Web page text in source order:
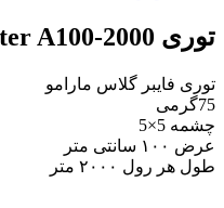
توری Master A100-2000
توری فایبر گلاس مارامو
75گرمی
چشمه 5×5
عرض ۱۰۰ سانتی متر
طول هر رول ۲۰۰۰ متر